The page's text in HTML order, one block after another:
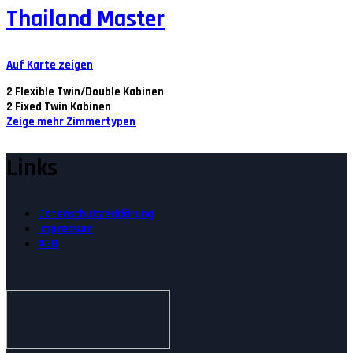
Thailand Master
Auf Karte zeigen
2 Flexible Twin/Double Kabinen
2 Fixed Twin Kabinen
Zeige mehr Zimmertypen
Links
Datenschutzerklärung
Impressum
AGB